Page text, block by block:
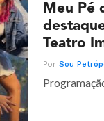
Meu Pé
Teatro
PorSou